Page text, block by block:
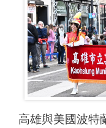
高雄與美國波特